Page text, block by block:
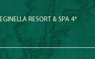
RESORT & SPA 4*